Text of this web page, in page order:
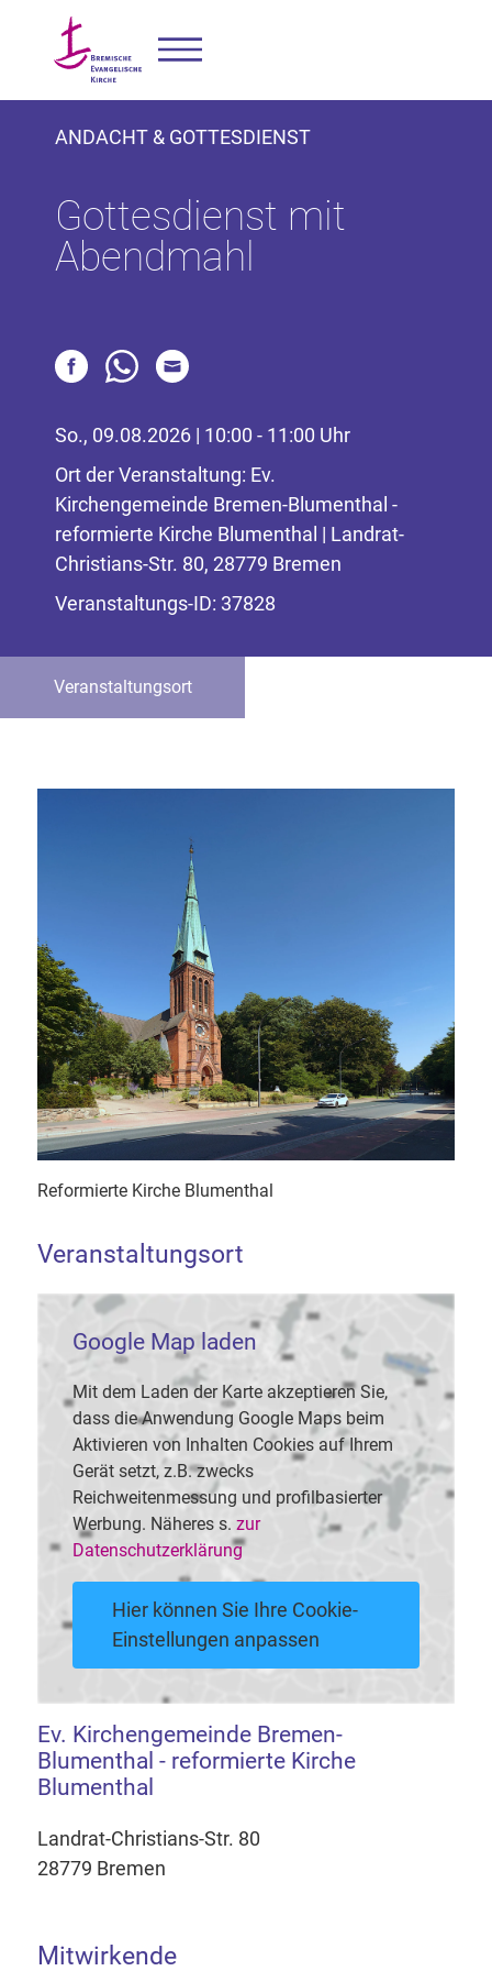
ANDACHT & GOTTESDIENST
Gottesdienst mit
Abendmahl
So., 09.08.2026 | 10:00 - 11:00 Uhr
Ort der Veranstaltung: Ev.
Kirchengemeinde Bremen-Blumenthal -
reformierte Kirche Blumenthal | Landrat-
Christians-Str. 80, 28779 Bremen
Veranstaltungs-ID: 37828
Veranstaltungsort
Reformierte Kirche Blumenthal
Veranstaltungsort
Google Map laden
Mit dem Laden der Karte akzeptieren Sie,
dass die Anwendung Google Maps beim
Aktivieren von Inhalten Cookies auf Ihrem
Gerät setzt, z.B. zwecks
Reichweitenmessung und profilbasierter
Werbung. Näheres s. zur
Datenschutzerklärung
Hier können Sie Ihre Cookie-
Einstellungen anpassen
Ev. Kirchengemeinde Bremen-
Blumenthal - reformierte Kirche
Blumenthal
Landrat-Christians-Str. 80
28779 Bremen
Mitwirkende